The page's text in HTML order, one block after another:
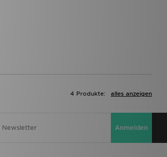
alles anzeigen
4 Produkte:
Anmelden